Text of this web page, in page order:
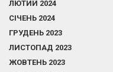
ЛЮТИЙ 2024
СІЧЕНЬ 2024
ГРУДЕНЬ 2023
ЛИСТОПАД 2023
ЖОВТЕНЬ 2023